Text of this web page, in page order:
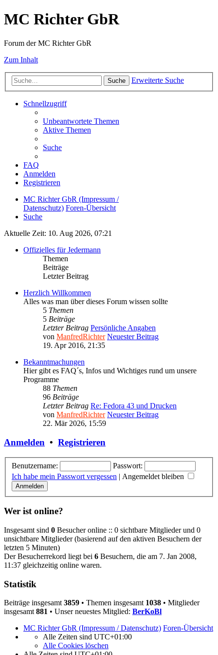
MC Richter GbR
Forum der MC Richter GbR
Zum Inhalt
Suche Erweiterte Suche
Schnellzugriff
Unbeantwortete Themen
Aktive Themen
Suche
FAQ
Anmelden
Registrieren
MC Richter GbR (Impressum /
Datenschutz) Foren-Übersicht
Suche
Aktuelle Zeit: 10. Aug 2026, 07:21
Offizielles für Jedermann
Themen
Beiträge
Letzter Beitrag
Herzlich Willkommen
Alles was man über dieses Forum wissen sollte
5 Themen
5 Beiträge
Letzter Beitrag Persönliche Angaben
von ManfredRichter Neuester Beitrag
19. Apr 2016, 21:35
Bekanntmachungen
Hier gibt es FAQ´s, Infos und Wichtiges rund um unsere
Programme
88 Themen
96 Beiträge
Letzter Beitrag Re: Fedora 43 und Drucken
von ManfredRichter Neuester Beitrag
22. Mär 2026, 15:59
Anmelden • Registrieren
Benutzername:
Passwort:
Ich habe mein Passwort vergessen | Angemeldet bleiben
Wer ist online?
Insgesamt sind 0 Besucher online :: 0 sichtbare Mitglieder und 0
unsichtbare Mitglieder (basierend auf den aktiven Besuchern der
letzten 5 Minuten)
Der Besucherrekord liegt bei 6 Besuchern, die am 7. Jan 2008,
11:37 gleichzeitig online waren.
Statistik
Beiträge insgesamt 3859 • Themen insgesamt 1038 • Mitglieder
insgesamt 881 • Unser neuestes Mitglied: BerKoBl
MC Richter GbR (Impressum / Datenschutz) Foren-Übersicht
Alle Zeiten sind UTC+01:00
Alle Cookies löschen